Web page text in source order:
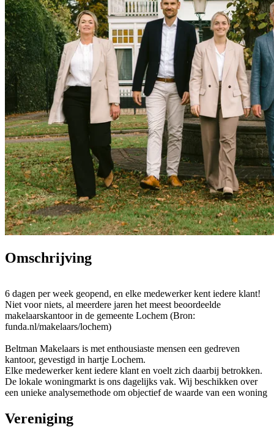
Omschrijving
6 dagen per week geopend, en elke medewerker kent iedere klant!
Niet voor niets, al meerdere jaren het meest beoordeelde
makelaarskantoor in de gemeente Lochem (Bron:
funda.nl/makelaars/lochem)
Beltman Makelaars is met enthousiaste mensen een gedreven
kantoor, gevestigd in hartje Lochem.
Elke medewerker kent iedere klant en voelt zich daarbij betrokken.
De lokale woningmarkt is ons dagelijks vak. Wij beschikken over
een unieke analysemethode om objectief de waarde van een woning
Ons landelijke NVM netwerk zorgt voor een groot bereik.
Dit in combinatie met onze persoonlijke betrokkenheid bieden wij u
Vereniging